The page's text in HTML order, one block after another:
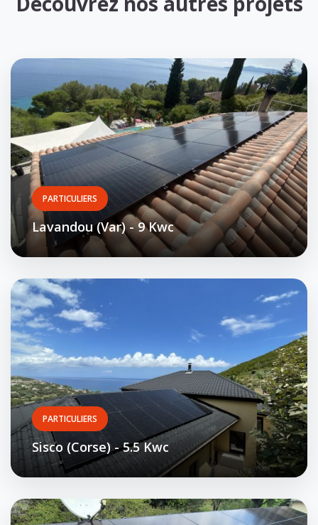
PARTICULIERS
Lavandou (Var) - 9 Kwc
PARTICULIERS
Sisco (Corse) - 5.5 Kwc